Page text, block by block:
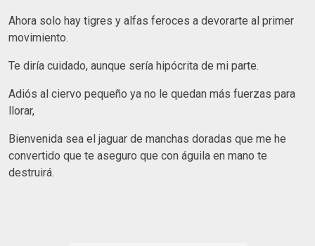
Ahora solo hay tigres y alfas feroces a devorarte al primer
movimiento.
Te diría cuidado, aunque sería hipócrita de mi parte.
Adiós al ciervo pequeño ya no le quedan más fuerzas para
llorar,
Bienvenida sea el jaguar de manchas doradas que me he
convertido que te aseguro que con águila en mano te
destruirá.